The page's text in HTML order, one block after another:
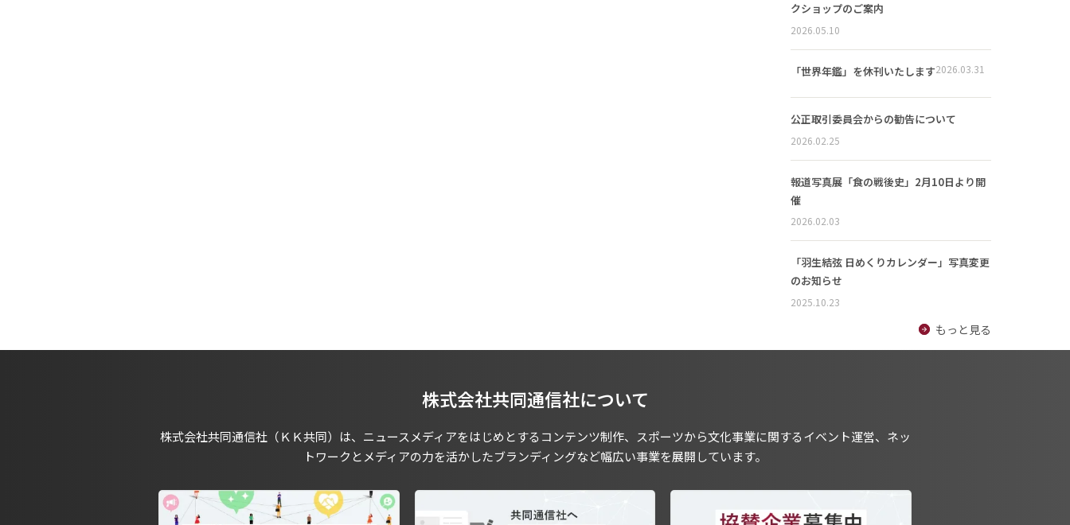
クショップのご案内
2026.05.10
「世界年鑑」を休刊いたします2026.03.31
公正取引委員会からの勧告について
2026.02.25
報道写真展「食の戦後史」2月10日より開
催
2026.02.03
「羽生結弦 日めくりカレンダー」写真変更
のお知らせ
2025.10.23
もっと見る
株式会社共同通信社について
株式会社共同通信社（ＫＫ共同）は、ニュースメディアをはじめとするコンテンツ制作、スポーツから文化事業に関するイベント運営、ネッ
トワークとメディアの力を活かしたブランディングなど幅広い事業を展開しています。